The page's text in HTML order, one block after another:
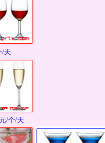
/天
/个/天